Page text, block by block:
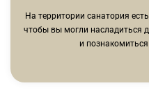
На территории санатория
чтобы вы могли насладиться
и